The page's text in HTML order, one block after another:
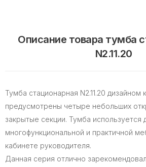
Описание товара тумба
N2.11.20
Тумба стационарная N2.11.20 дизайном
предусмотрены четыре небольших
закрытые секции. Тумба используется
многофункциональной и практичной
кабинете руководителя.
Данная серия отлично